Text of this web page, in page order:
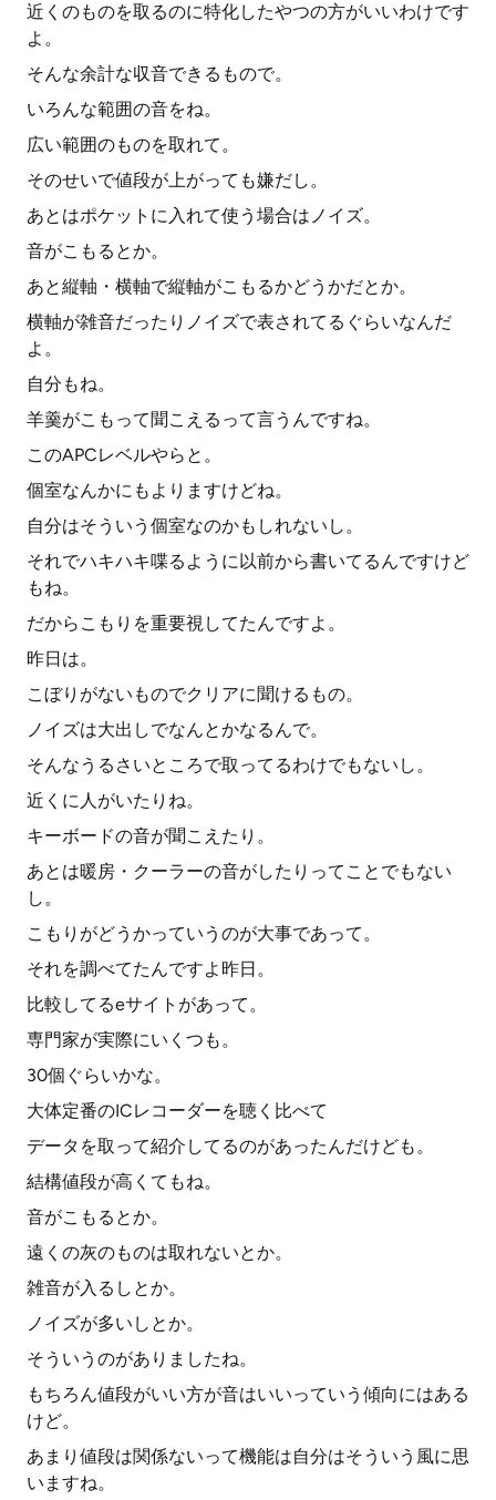
近くのものを取るのに特化したやつの方がいいわけです
よ。
そんな余計な収音できるもので。
いろんな範囲の音をね。
広い範囲のものを取れて。
そのせいで値段が上がっても嫌だし。
あとはポケットに入れて使う場合はノイズ。
音がこもるとか。
あと縦軸・横軸で縦軸がこもるかどうかだとか。
横軸が雑音だったりノイズで表されてるぐらいなんだ
よ。
自分もね。
羊羹がこもって聞こえるって言うんですね。
このAPCレベルやらと。
個室なんかにもよりますけどね。
自分はそういう個室なのかもしれないし。
それでハキハキ喋るように以前から書いてるんですけど
もね。
だからこもりを重要視してたんですよ。
昨日は。
こぼりがないものでクリアに聞けるもの。
ノイズは大出しでなんとかなるんで。
そんなうるさいところで取ってるわけでもないし。
近くに人がいたりね。
キーボードの音が聞こえたり。
あとは暖房・クーラーの音がしたりってことでもない
し。
こもりがどうかっていうのが大事であって。
それを調べてたんですよ昨日。
比較してるeサイトがあって。
専門家が実際にいくつも。
30個ぐらいかな。
大体定番のICレコーダーを聴く比べて
データを取って紹介してるのがあったんだけども。
結構値段が高くてもね。
音がこもるとか。
遠くの灰のものは取れないとか。
雑音が入るしとか。
ノイズが多いしとか。
そういうのがありましたね。
もちろん値段がいい方が音はいいっていう傾向にはある
けど。
あまり値段は関係ないって機能は自分はそういう風に思
いますね。